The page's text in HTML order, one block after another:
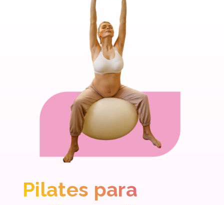
Pilates para